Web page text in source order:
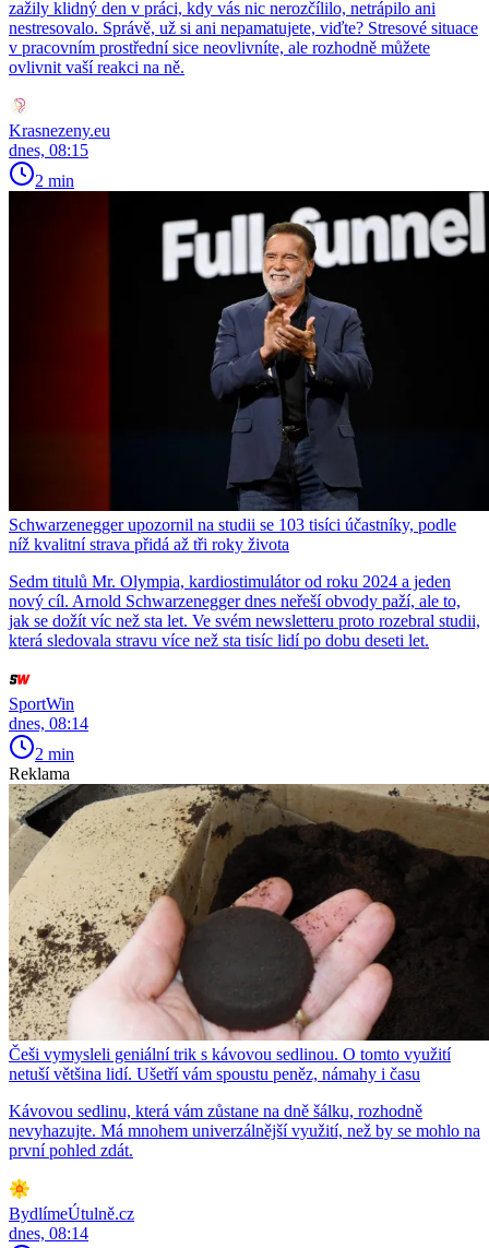
zažily klidný den v práci, kdy vás nic nerozčílilo, netrápilo ani
nestresovalo. Správě, už si ani nepamatujete, viďte? Stresové situace
v pracovním prostřední sice neovlivníte, ale rozhodně můžete
ovlivnit vaší reakci na ně.
Krasnezeny.eu
dnes, 08:15
2 min
Schwarzenegger upozornil na studii se 103 tisíci účastníky, podle
níž kvalitní strava přidá až tři roky života
Sedm titulů Mr. Olympia, kardiostimulátor od roku 2024 a jeden
nový cíl. Arnold Schwarzenegger dnes neřeší obvody paží, ale to,
jak se dožít víc než sta let. Ve svém newsletteru proto rozebral studii,
která sledovala stravu více než sta tisíc lidí po dobu deseti let.
SportWin
dnes, 08:14
2 min
Reklama
Češi vymysleli geniální trik s kávovou sedlinou. O tomto využití
netuší většina lidí. Ušetří vám spoustu peněz, námahy i času
Kávovou sedlinu, která vám zůstane na dně šálku, rozhodně
nevyhazujte. Má mnohem univerzálnější využití, než by se mohlo na
první pohled zdát.
BydlímeÚtulně.cz
dnes, 08:14